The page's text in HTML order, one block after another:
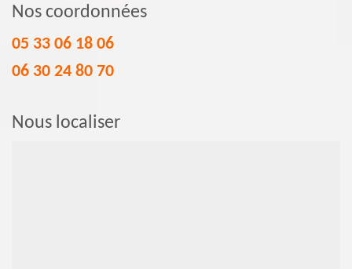
Nos coordonnées
05 33 06 18 06
06 30 24 80 70
Nous localiser